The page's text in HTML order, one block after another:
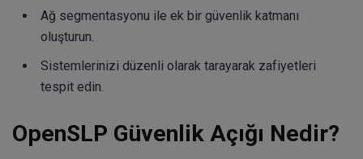
Ağ segmentasyonu ile ek bir güvenlik katmanı
oluşturun.
Sistemlerinizi düzenli olarak tarayarak zafiyetleri
tespit edin.
OpenSLP Güvenlik Açığı Nedir?